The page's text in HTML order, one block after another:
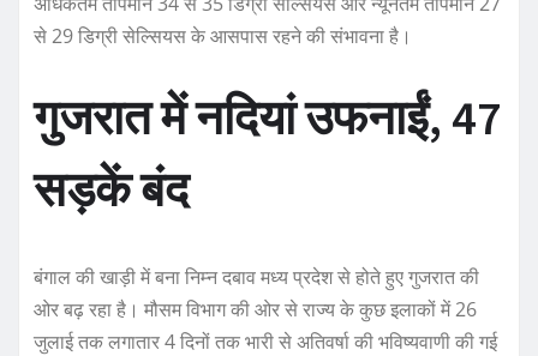
से 29 डिग्री सेल्सियस के आसपास रहने की संभावना है।
गुजरात में नदियां उफनाईं, 47
सड़कें बंद
बंगाल की खाड़ी में बना निम्न दबाव मध्य प्रदेश से होते हुए गुजरात की
ओर बढ़ रहा है। मौसम विभाग की ओर से राज्य के कुछ इलाकों में 26
जुलाई तक लगातार 4 दिनों तक भारी से अतिवर्षा की भविष्यवाणी की गई